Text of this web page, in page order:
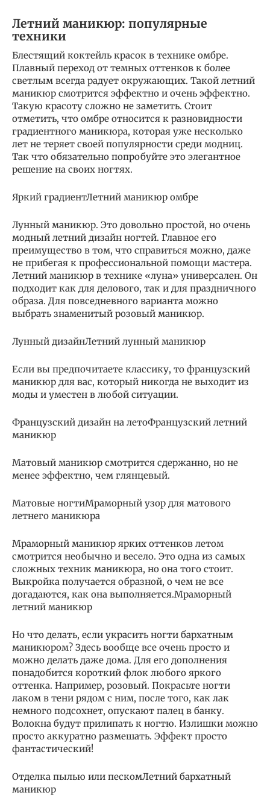
Летний маникюр: популярные
техники
Блестящий коктейль красок в технике омбре.
Плавный переход от темных оттенков к более
светлым всегда радует окружающих. Такой летний
маникюр смотрится эффектно и очень эффектно.
Такую красоту сложно не заметить. Стоит
отметить, что омбре относится к разновидности
градиентного маникюра, которая уже несколько
лет не теряет своей популярности среди модниц.
Так что обязательно попробуйте это элегантное
решение на своих ногтях.
Яркий градиентЛетний маникюр омбре
Лунный маникюр. Это довольно простой, но очень
модный летний дизайн ногтей. Главное его
преимущество в том, что справиться можно, даже
не прибегая к профессиональной помощи мастера.
Летний маникюр в технике «луна» универсален. Он
подходит как для делового, так и для праздничного
образа. Для повседневного варианта можно
выбрать знаменитый розовый маникюр.
Лунный дизайнЛетний лунный маникюр
Если вы предпочитаете классику, то французский
маникюр для вас, который никогда не выходит из
моды и уместен в любой ситуации.
Французский дизайн на летоФранцузский летний
маникюр
Матовый маникюр смотрится сдержанно, но не
менее эффектно, чем глянцевый.
Матовые ногтиМраморный узор для матового
летнего маникюра
Мраморный маникюр ярких оттенков летом
смотрится необычно и весело. Это одна из самых
сложных техник маникюра, но она того стоит.
Выкройка получается образной, о чем не все
догадаются, как она выполняется.Мраморный
летний маникюр
Но что делать, если украсить ногти бархатным
маникюром? Здесь вообще все очень просто и
можно делать даже дома. Для его дополнения
понадобится короткий флок любого яркого
оттенка. Например, розовый. Покрасьте ногти
лаком в тени рядом с ним, после того, как лак
немного подсохнет, опускают палец в банку.
Волокна будут прилипать к ногтю. Излишки можно
просто аккуратно размешать. Эффект просто
фантастический!
Отделка пылью или пескомЛетний бархатный
маникюр